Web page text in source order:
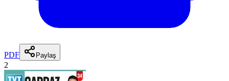
PDF Paylaş
2